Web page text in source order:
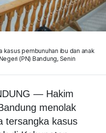
kasus pembunuhan ibu dan anak
(PN) Bandung, Senin
— Hakim
menolak
tersangka kasus